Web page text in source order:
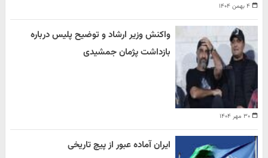
۴ بهمن ۱۴۰۴
۳۰ مهر ۱۴۰۴
واکنش وزیر ارشاد و توضیح پلیس درباره
بازداشت پژمان جمشیدی
ایران آماده عبور از پیچ تاریخی